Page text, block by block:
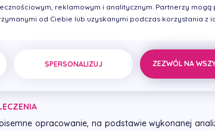
z analizatorem zębowo-twarzowym DFA, a
zębów po deprogramacji umieszczone w
stanowi symulator ruchów żuchwy
relacji przestrzennej zębów w stosunku do
stawów skroniowo-żuchwowych.
opracowanie, na podstawie wykonanej
reklamowym i analitycznym. Partnerzy mogą
od Ciebie lub uzyskanymi podczas korzystania z
SPERSONALIZUJ ZEZWÓL NA